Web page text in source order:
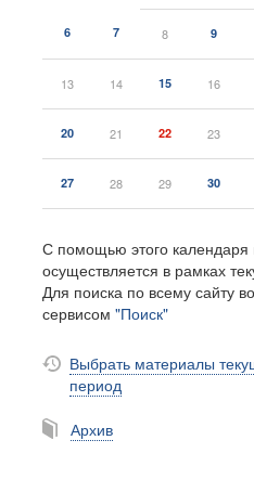
6 7 8 9
13 14 15 16
20 21 22 23
27 28 29 30
С помощью этого календаря
осуществляется в рамках
Для поиска по всему сайту
сервисом "Поиск"
Выбрать материалы
период
Архив